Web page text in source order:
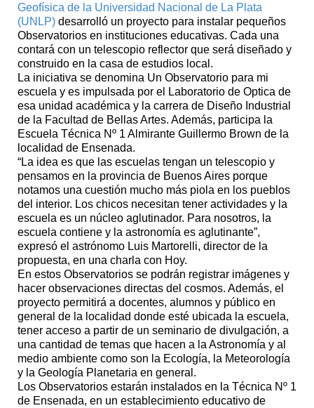
Geofísica de la Universidad Nacional de La Plata
(UNLP) desarrolló un proyecto para instalar pequeños
Observatorios en instituciones educativas. Cada una
contará con un telescopio reflector que será diseñado y
construido en la casa de estudios local.
La iniciativa se denomina Un Observatorio para mi
escuela y es impulsada por el Laboratorio de Optica de
esa unidad académica y la carrera de Diseño Industrial
de la Facultad de Bellas Artes. Además, participa la
Escuela Técnica Nº 1 Almirante Guillermo Brown de la
localidad de Ensenada.
“La idea es que las escuelas tengan un telescopio y
pensamos en la provincia de Buenos Aires porque
notamos una cuestión mucho más piola en los pueblos
del interior. Los chicos necesitan tener actividades y la
escuela es un núcleo aglutinador. Para nosotros, la
escuela contiene y la astronomía es aglutinante”,
expresó el astrónomo Luis Martorelli, director de la
propuesta, en una charla con Hoy.
En estos Observatorios se podrán registrar imágenes y
hacer observaciones directas del cosmos. Además, el
proyecto permitirá a docentes, alumnos y público en
general de la localidad donde esté ubicada la escuela,
tener acceso a partir de un seminario de divulgación, a
una cantidad de temas que hacen a la Astronomía y al
medio ambiente como son la Ecología, la Meteorología
y la Geología Planetaria en general.
Los Observatorios estarán instalados en la Técnica Nº 1
de Ensenada, en un establecimiento educativo de